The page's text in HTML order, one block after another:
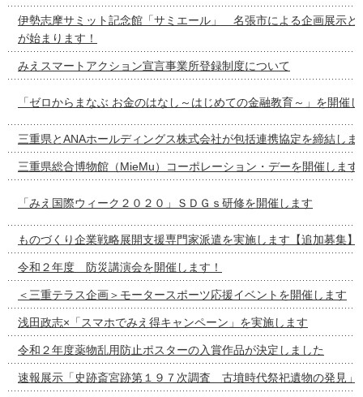
伊勢志摩サミット記念館「サミエール」 名張市による企画展示と
が始まります！
みえスマートアクション宣言事業所登録制度について
「ゼロからまなぶ お金のはなし～はじめての金融教育～」を開催
三重県とANAホールディングス株式会社が包括連携協定を締結しま
三重県総合博物館（MieMu）コーポレーション・デーを開催します
「みえ国際ウィーク２０２０」ＳＤＧｓ研修を開催します
ものづくり企業戦略展開支援専門家派遣を実施します【追加募集】
令和２年度 防災講演会を開催します！
＜三重テラス企画＞モータースポーツ応援イベントを開催します
浅田政志×「スマホでみえ得キャンペーン」を実施します
令和２年度薬物乱用防止ポスターの入賞作品が決定しました
速報展示「史跡斎宮跡第１９７次調査 古墳時代祭祀遺物の発見」